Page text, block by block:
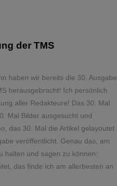
der TMS
haben wir bereits die 30. Ausgabe
herausgebracht! Ich persönlich
aller Redakteure! Das 30. Mal
Mal Bilder ausgesucht und
das 30. Mal die Artikel gelayoutet
veröffentlicht. Genau das, am
halten und sagen zu können:
das finde ich am allerbesten an